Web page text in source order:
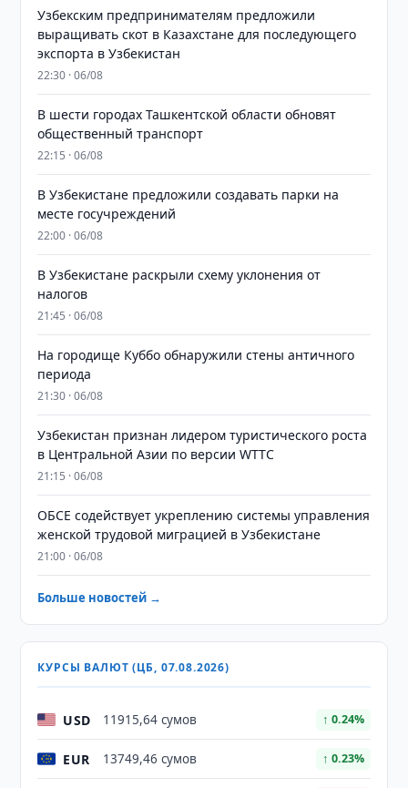
Узбекским предпринимателям предложили
выращивать скот в Казахстане для последующего
экспорта в Узбекистан
22:30 · 06/08
В шести городах Ташкентской области обновят
общественный транспорт
22:15 · 06/08
В Узбекистане предложили создавать парки на
месте госучреждений
22:00 · 06/08
В Узбекистане раскрыли схему уклонения от
налогов
21:45 · 06/08
На городище Куббо обнаружили стены античного
периода
21:30 · 06/08
Узбекистан признан лидером туристического роста
в Центральной Азии по версии WTTC
21:15 · 06/08
ОБСЕ содействует укреплению системы управления
женской трудовой миграцией в Узбекистане
21:00 · 06/08
Больше новостей →
КУРСЫ ВАЛЮТ (ЦБ, 07.08.2026)
USD 11915,64 сумов ↑ 0.24%
EUR 13749,46 сумов ↑ 0.23%